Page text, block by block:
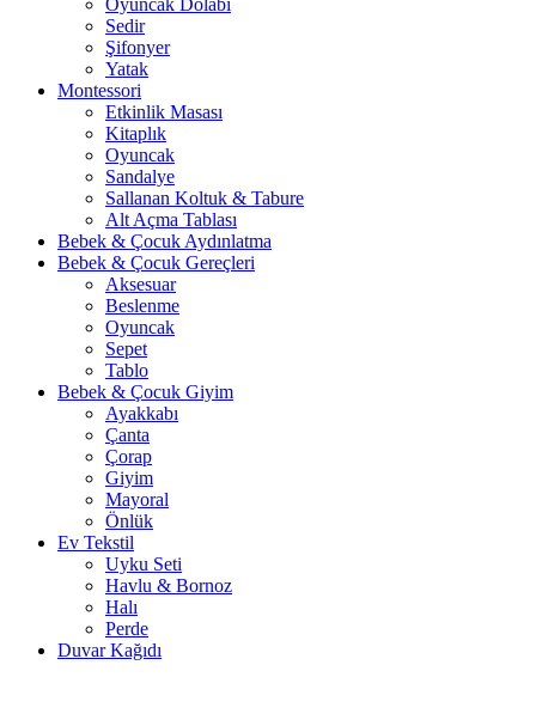
Sedir
Şifonyer
Yatak
Montessori
Etkinlik Masası
Kitaplık
Oyuncak
Sandalye
Sallanan Koltuk & Tabure
Alt Açma Tablası
Bebek & Çocuk Aydınlatma
Bebek & Çocuk Gereçleri
Aksesuar
Beslenme
Oyuncak
Sepet
Tablo
Bebek & Çocuk Giyim
Ayakkabı
Çanta
Çorap
Giyim
Mayoral
Önlük
Ev Tekstil
Uyku Seti
Havlu & Bornoz
Halı
Perde
Duvar Kağıdı